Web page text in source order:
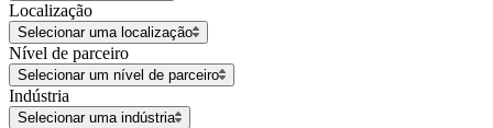
Localização
Selecionar uma localização
Nível de parceiro
Selecionar um nível de parceiro
Indústria
Selecionar uma indústria